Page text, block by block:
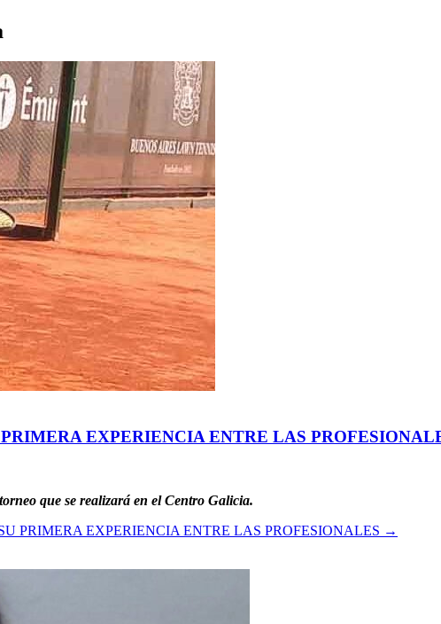
EXPERIENCIA ENTRE LAS
que se realizará en el Centro Galicia.
PRIMERA EXPERIENCIA ENTRE LAS PROFESIONALES →